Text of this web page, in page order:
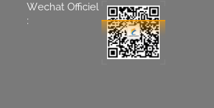
Wechat Officiel
: